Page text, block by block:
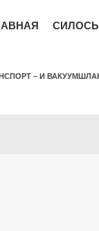
– И